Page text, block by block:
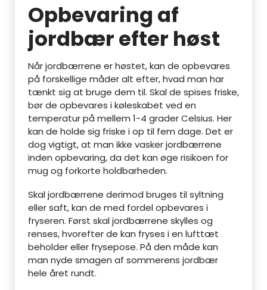
Opbevaring af
jordbær efter høst
Når jordbærrene er høstet, kan de opbevares
på forskellige måder alt efter, hvad man har
tænkt sig at bruge dem til. Skal de spises friske,
bør de opbevares i køleskabet ved en
temperatur på mellem 1-4 grader Celsius. Her
kan de holde sig friske i op til fem dage. Det er
dog vigtigt, at man ikke vasker jordbærrene
inden opbevaring, da det kan øge risikoen for
mug og forkorte holdbarheden.
Skal jordbærrene derimod bruges til syltning
eller saft, kan de med fordel opbevares i
fryseren. Først skal jordbærrene skylles og
renses, hvorefter de kan fryses i en lufttæt
beholder eller frysepose. På den måde kan
man nyde smagen af sommerens jordbær
hele året rundt.